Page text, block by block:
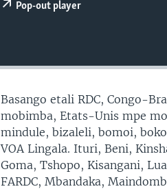
Pop-out player
Basango etali RDC, Congo-
mobimba, Etats-Unis mpe
mindule, bizaleli, bomoi,
VOA Lingala. Ituri, Beni,
Goma, Tshopo, Kisangani,
FARDC, Mbandaka,